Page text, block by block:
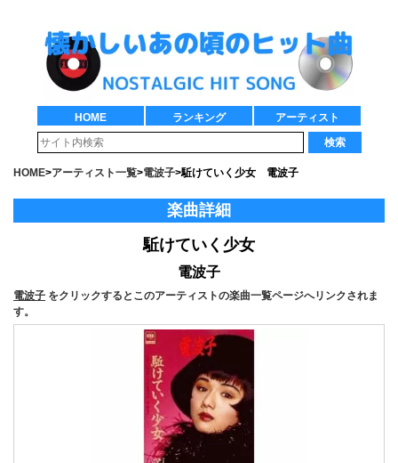
HOME ランキング
アーティスト
検索
HOME>アーティスト一覧>電波子>駈けていく少女 電波子
楽曲詳細
駈けていく少女
電波子
電波子 をクリックするとこのアーティストの楽曲一覧ページへリンクされま
す。